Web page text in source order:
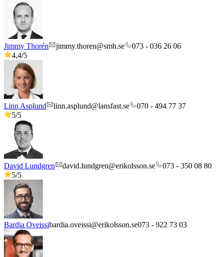
Jimmy Thorén jimmy.thoren@smh.se
073 - 036 26 06
4,4/5
Linn Asplund linn.asplund@lansfast.se
070 - 494 77 37
5/5
David Lundgren david.lundgren@erikolsson.se
073 - 350 08 80
5/5
Bardia Oveissibardia.oveissi@erikolsson.se073 - 922 73 03